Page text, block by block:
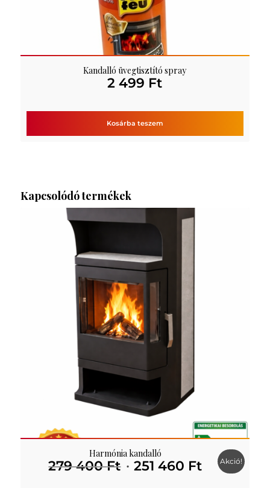
Kandalló üvegtisztító spray
2 499 Ft
Kosárba teszem
Kapcsolódó termékek
Harmónia kandalló
279 400Ft Original
251 460 FtCurrent
Akció!